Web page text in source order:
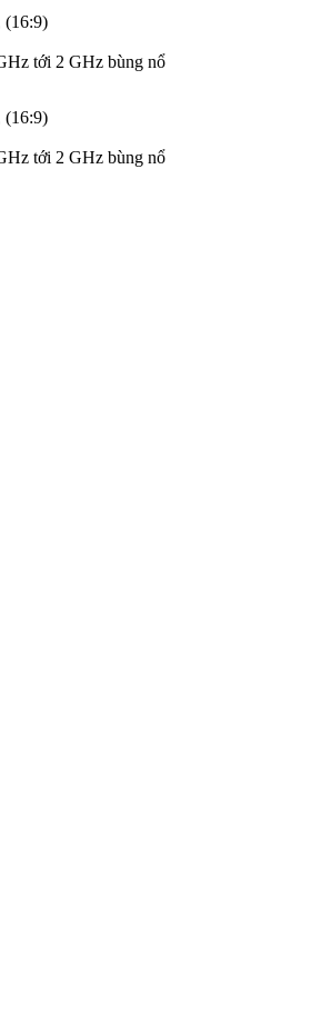
(16:9)
tới 2 GHz bùng nổ
(16:9)
tới 2 GHz bùng nổ